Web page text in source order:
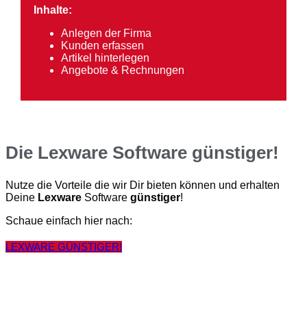
Inhalte:
Anlegen der Firma
Kunden erfassen
Artikel hinterlegen
Angebote & Rechnungen
Die Lexware Software günstiger!
Nutze die Vorteile die wir Dir bieten können und erhalten
Deine Lexware Software günstiger!
Schaue einfach hier nach:
LEXWARE GÜNSTIGER!